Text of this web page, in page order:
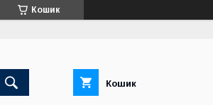
Кошик
Кошик